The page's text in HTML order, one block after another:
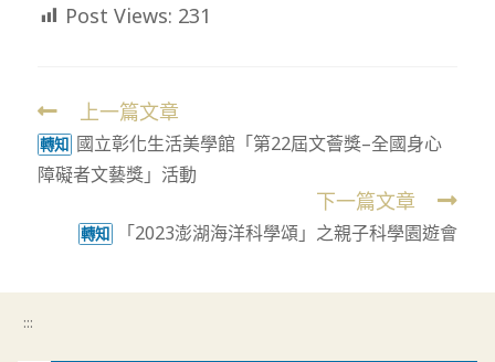
Post Views: 231
Read
more
articles
上一篇文章
轉知 國立彰化生活美學館「第22屆文薈獎–全國身心
障礙者文藝獎」活動
下一篇文章
轉知 「2023澎湖海洋科學頌」之親子科學園遊會
:::